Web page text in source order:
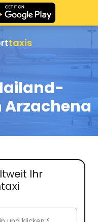
taxis
Arzachena
Ihr